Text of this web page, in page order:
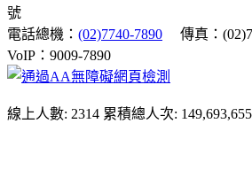
號
電話總機： (02)7740-7890 傳真：
VoIP：9009-7890
線上人數: 2314 累積總人次: 149,693,655